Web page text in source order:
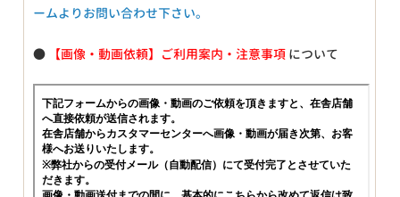
ームよりお問い合わせ下さい。
● 【画像・動画依頼】ご利用案内・注意事項 について